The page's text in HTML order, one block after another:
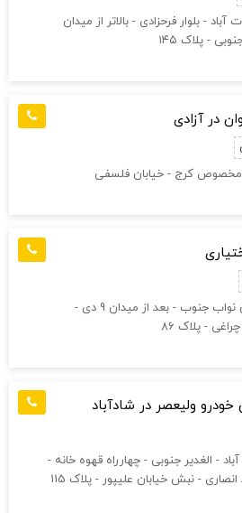
- بلوار فرحزادی - بالاتر از میدان
- پلاک ۱۴۵
در آزادی
مخصوص کرج - خیابان فلسفی
تهران - اتوبان نواب جنوب - بعد از میدان 9 دی -
- پلاک 86
ولیعصر در شادآباد
- الغدیر جنوبی - چهارراه قهوه خانه -
- نبش خیابان علیپور - پلاک 115